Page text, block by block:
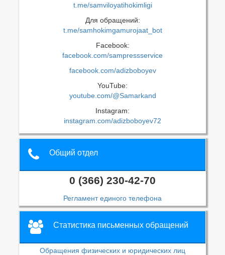
t.me/samviloyatihokimligi
Для обращений:
t.me/samhokimgamurojaat_bot
Facebook:
facebook.com/sampressservice
facebook.com/adizboboyev
YouTube:
youtube.com/@Samarkand
Instagram:
instagram.com/adizboboyev72
Общий отдел
0 (366) 230-42-70
Регламент единого телефона
Статистика письменных обращений
Обращения физических и юридических лиц